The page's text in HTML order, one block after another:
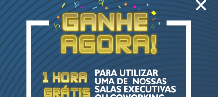
não é vantajoso e proporciona distrações? Muito
pelo contrário, você já imaginou que essa pode
ser a
LER MAIS »